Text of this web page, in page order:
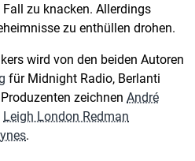
zu knacken. Allerdings
zu enthüllen drohen.
wird von den beiden Autoren
für Midnight Radio, Berlanti
zeichnen André
Leigh London Redman
.